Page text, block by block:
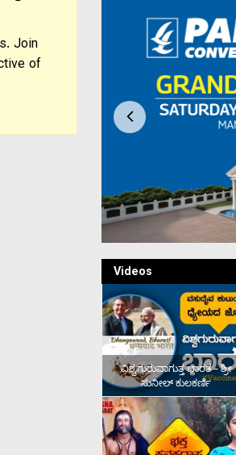
Join
of
Videos
ವಿಶ್ವಗುರುವಾಗುತ್ತ ಭಾರತ – ಶ್ರೀ
ಸುನೀಲ್‌ ಕುಲಕರ್ಣಿ